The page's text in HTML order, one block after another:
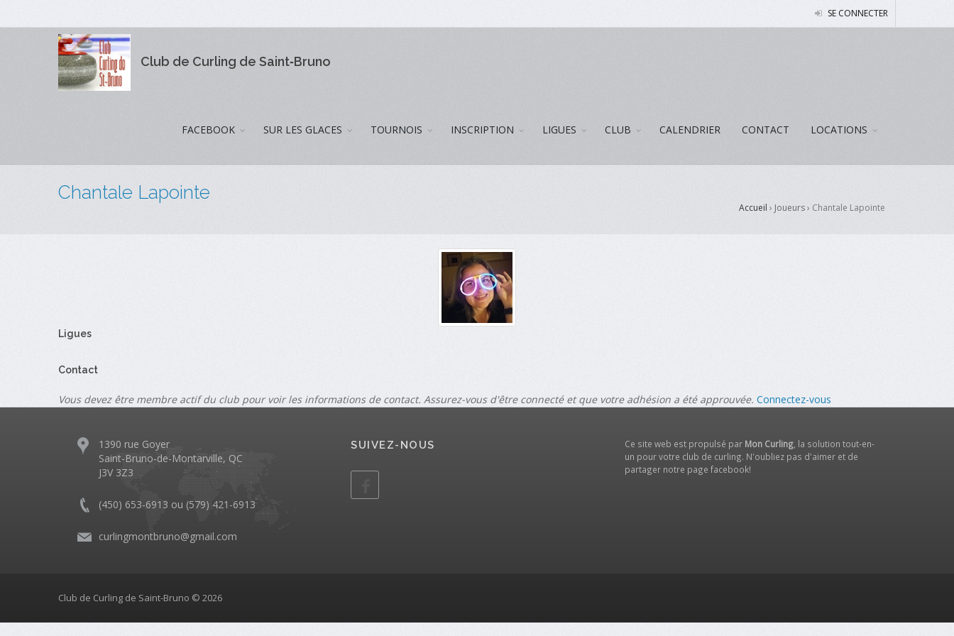
SE CONNECTER
Club de Curling de Saint‑Bruno
FACEBOOK SUR LES GLACES TOURNOIS INSCRIPTION LIGUES CLUB CALENDRIER CONTACT LOCATIONS
Chantale Lapointe
Accueil › Joueurs › Chantale Lapointe
Ligues
Contact
Vous devez être membre actif du club pour voir les informations de contact. Assurez-vous d'être connecté et que votre adhésion a été approuvée. Connectez-vous
1390 rue Goyer
Saint-Bruno-de-Montarville, QC
J3V 3Z3
(450) 653-6913 ou (579) 421-6913
curlingmontbruno@gmail.com
SUIVEZ-NOUS Ce site web est propulsé par Mon Curling, la solution tout-en-
un pour votre club de curling. N'oubliez pas d'aimer et de
partager notre page facebook!
Club de Curling de Saint-Bruno © 2026